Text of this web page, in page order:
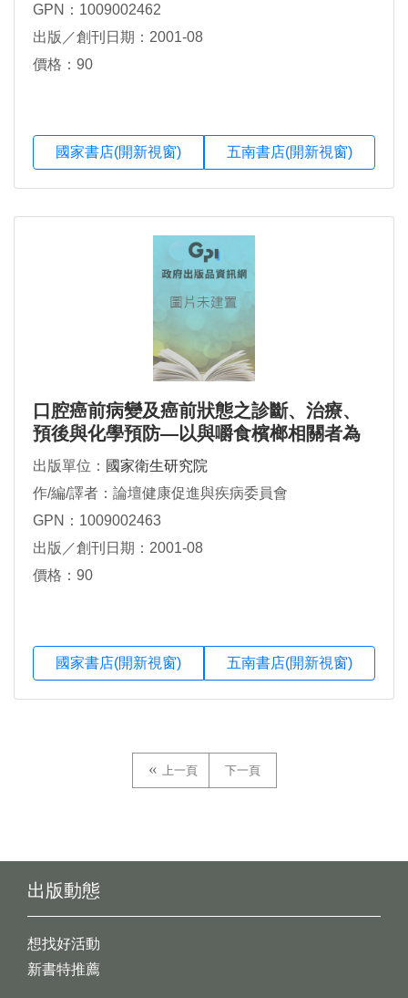
GPN：1009002462
出版／創刊日期：2001-08
價格：90
國家書店(開新視窗) 五南書店(開新視窗)
口腔癌前病變及癌前狀態之診斷、治療、
預後與化學預防—以與嚼食檳榔相關者為
重點
出版單位： 國家衛生研究院
作/編/譯者：論壇健康促進與疾病委員會
GPN：1009002463
出版／創刊日期：2001-08
價格：90
國家書店(開新視窗) 五南書店(開新視窗)
上一頁 下一頁
出版動態
想找好活動
新書特推薦